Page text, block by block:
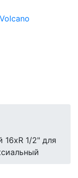
16xR 1/2" для